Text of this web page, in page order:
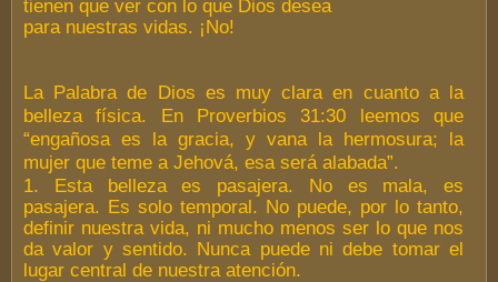
tienen que ver con lo que Dios desea
para nuestras vidas. ¡No!
La Palabra de Dios es muy clara en cuanto a la
belleza física. En Proverbios 31:30 leemos que
“engañosa es la gracia, y vana la hermosura; la
mujer que teme a Jehová, esa será alabada”.
1. Esta belleza es pasajera. No es mala, es
pasajera. Es solo temporal. No puede, por lo tanto,
definir nuestra vida, ni mucho menos ser lo que nos
da valor y sentido. Nunca puede ni debe tomar el
lugar central de nuestra atención.